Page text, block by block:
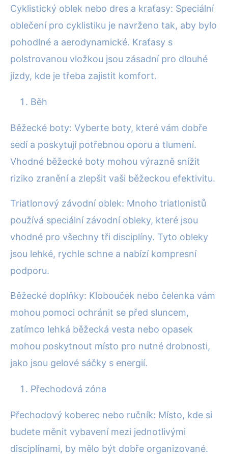
Cyklistický oblek nebo dres a kraťasy: Speciální
oblečení pro cyklistiku je navrženo tak, aby bylo
pohodlné a aerodynamické. Kraťasy s
polstrovanou vložkou jsou zásadní pro dlouhé
jízdy, kde je třeba zajistit komfort.
Běh
Běžecké boty: Vyberte boty, které vám dobře
sedí a poskytují potřebnou oporu a tlumení.
Vhodné běžecké boty mohou výrazně snížit
riziko zranění a zlepšit vaši běžeckou efektivitu.
Triatlonový závodní oblek: Mnoho triatlonistů
používá speciální závodní obleky, které jsou
vhodné pro všechny tři disciplíny. Tyto obleky
jsou lehké, rychle schne a nabízí kompresní
podporu.
Běžecké doplňky: Klobouček nebo čelenka vám
mohou pomoci ochránit se před sluncem,
zatímco lehká běžecká vesta nebo opasek
mohou poskytnout místo pro nutné drobnosti,
jako jsou gelové sáčky s energií.
Přechodová zóna
Přechodový koberec nebo ručník: Místo, kde si
budete měnit vybavení mezi jednotlivými
disciplínami, by mělo být dobře organizované.